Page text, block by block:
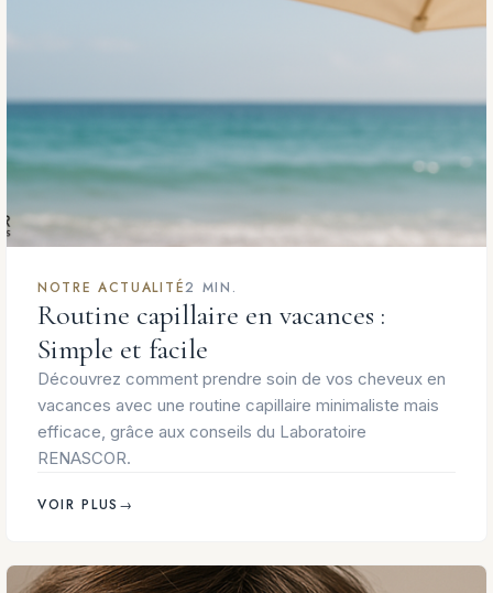
NOTRE ACTUALITÉ2 MIN.
Routine capillaire en vacances :
Simple et facile
Découvrez comment prendre soin de vos cheveux en
vacances avec une routine capillaire minimaliste mais
efficace, grâce aux conseils du Laboratoire
RENASCOR.
VOIR PLUS →